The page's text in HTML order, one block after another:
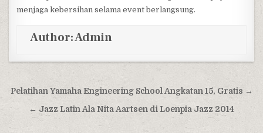
menjaga kebersihan selama event berlangsung.
Author:Admin
Post navigation
Pelatihan Yamaha Engineering School Angkatan 15, Gratis →
← Jazz Latin Ala Nita Aartsen di Loenpia Jazz 2014